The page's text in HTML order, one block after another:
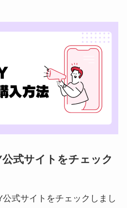
式サイトをチェック
公式サイトをチェックしまし